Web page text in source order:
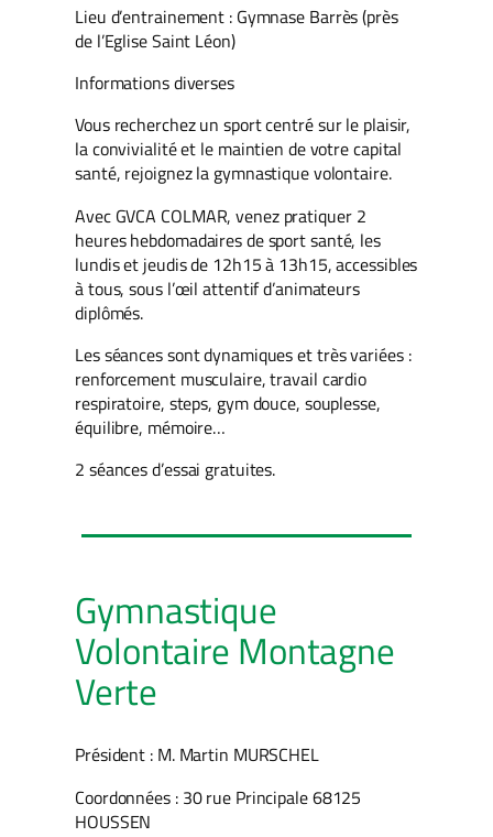
Lieu d’entrainement : Gymnase Barrès (près
de l’Eglise Saint Léon)
Informations diverses
Vous recherchez un sport centré sur le plaisir,
la convivialité et le maintien de votre capital
santé, rejoignez la gymnastique volontaire.
Avec GVCA COLMAR, venez pratiquer 2
heures hebdomadaires de sport santé, les
lundis et jeudis de 12h15 à 13h15, accessibles
à tous, sous l’œil attentif d’animateurs
diplômés.
Les séances sont dynamiques et très variées :
renforcement musculaire, travail cardio
respiratoire, steps, gym douce, souplesse,
équilibre, mémoire…
2 séances d’essai gratuites.
Gymnastique
Volontaire Montagne
Verte
Président : M. Martin MURSCHEL
Coordonnées : 30 rue Principale 68125
HOUSSEN